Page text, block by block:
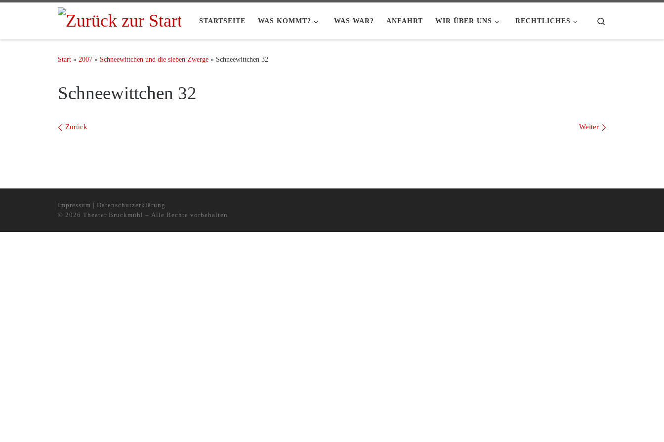
STARTSEITE WAS KOMMT? WAS WAR? ANFAHRT WIR ÜBER UNS RECHTLICHES
Start » 2007 » Schneewittchen und die sieben Zwerge » Schneewittchen 32
Schneewittchen 32
Bilder Navigation
Zurück Weiter
Impressum | Datenschutzerklärung
© 2026 Theater Bruckmühl – Alle Rechte vorbehalten